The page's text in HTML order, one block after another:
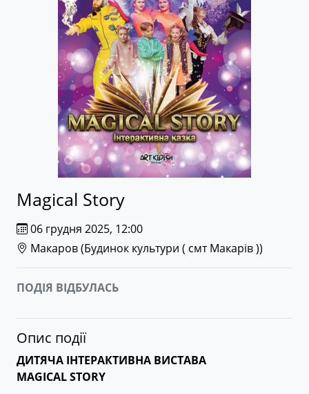
Magical Story
06 грудня 2025, 12:00
Макаров (Будинок культури ( смт Макарів ))
ПОДІЯ ВІДБУЛАСЬ
Опис події
ДИТЯЧА ІНТЕРАКТИВНА ВИСТАВА
MAGICAL STORY